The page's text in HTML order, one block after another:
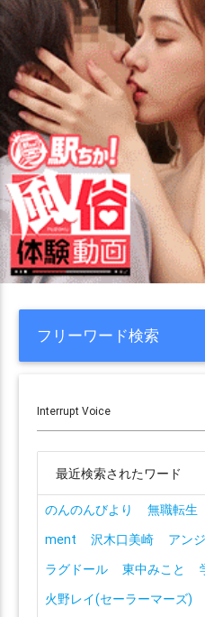
フリーワード検索
最近検索されたワード
のんのんびより 無職転生
ment
沢木口美崎 アン
ラグドール
東中みこと
火野レイ(セーラーマーズ)